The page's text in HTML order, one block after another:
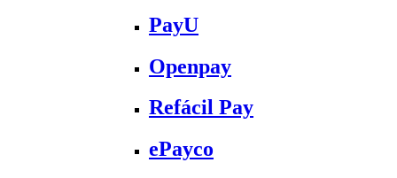
PayU
Openpay
Refácil Pay
ePayco